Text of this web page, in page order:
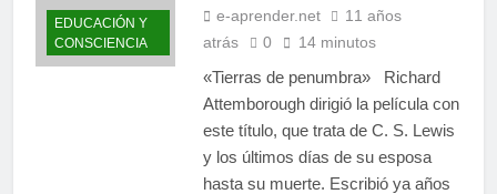
EDUCACIÓN Y
CONSCIENCIA
e-aprender.net
11 años
atrás
0 14 minutos
«Tierras de penumbra» Richard
Attemborough dirigió la película con
este título, que trata de C. S. Lewis
y los últimos días de su esposa
hasta su muerte. Escribió ya años